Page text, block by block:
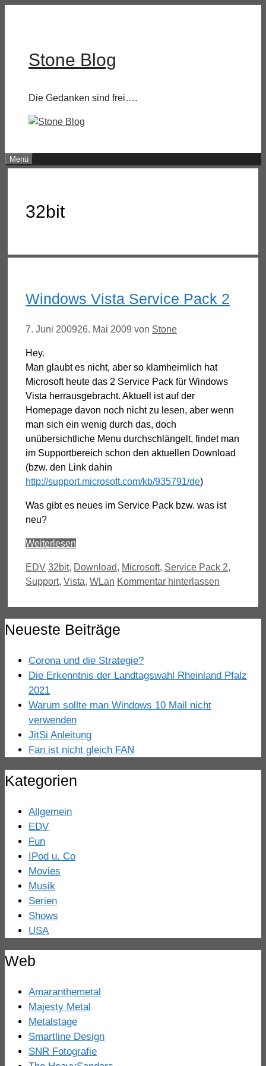
Stone Blog
Die Gedanken sind frei….
Menü
32bit
Windows Vista Service Pack 2
7. Juni 200926. Mai 2009 von Stone
Hey.
Man glaubt es nicht, aber so klamheimlich hat
Microsoft heute das 2 Service Pack für Windows
Vista herrausgebracht. Aktuell ist auf der
Homepage davon noch nicht zu lesen, aber wenn
man sich ein wenig durch das, doch
unübersichtliche Menu durchschlängelt, findet man
im Supportbereich schon den aktuellen Download
(bzw. den Link dahin
http://support.microsoft.com/kb/935791/de)
Was gibt es neues im Service Pack bzw. was ist
neu?
Weiterlesen
Kategorien
EDV Schlagwörter
32bit, Download, Microsoft, Service Pack 2,
Support, Vista, WLan Kommentar hinterlassen
Neueste Beiträge
Corona und die Strategie?
Die Erkenntnis der Landtagswahl Rheinland Pfalz
2021
Warum sollte man Windows 10 Mail nicht
verwenden
JitSi Anleitung
Fan ist nicht gleich FAN
Kategorien
Allgemein
EDV
Fun
IPod u. Co
Movies
Musik
Serien
Shows
USA
Web
Amaranthemetal
Majesty Metal
Metalstage
Smartline Design
SNR Fotografie